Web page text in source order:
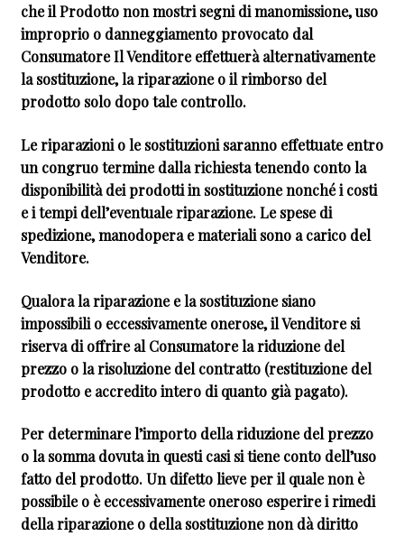
che il Prodotto non mostri segni di manomissione, uso
improprio o danneggiamento provocato dal
Consumatore Il Venditore effettuerà alternativamente
la sostituzione, la riparazione o il rimborso del
prodotto solo dopo tale controllo.
Le riparazioni o le sostituzioni saranno effettuate entro
un congruo termine dalla richiesta tenendo conto la
disponibilità dei prodotti in sostituzione nonché i costi
e i tempi dell’eventuale riparazione. Le spese di
spedizione, manodopera e materiali sono a carico del
Venditore.
Qualora la riparazione e la sostituzione siano
impossibili o eccessivamente onerose, il Venditore si
riserva di offrire al Consumatore la riduzione del
prezzo o la risoluzione del contratto (restituzione del
prodotto e accredito intero di quanto già pagato).
Per determinare l’importo della riduzione del prezzo
o la somma dovuta in questi casi si tiene conto dell’uso
fatto del prodotto. Un difetto lieve per il quale non è
possibile o è eccessivamente oneroso esperire i rimedi
della riparazione o della sostituzione non dà diritto